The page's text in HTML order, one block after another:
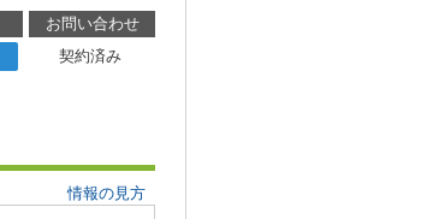
お問い合わせ
契約済み
情報の見方